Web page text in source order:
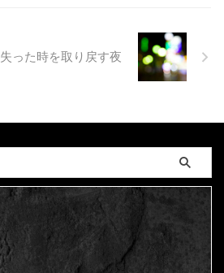
失った時を取り戻す夜